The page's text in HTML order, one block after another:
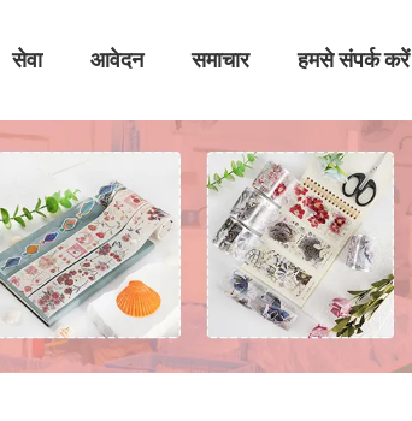
सेवा आवेदन समाचार हमसे संपर्क करें